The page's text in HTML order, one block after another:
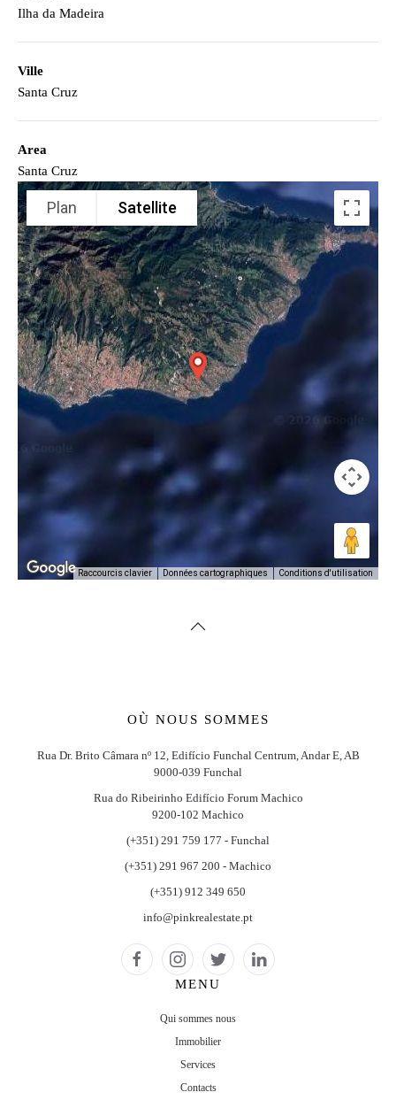
Ilha da Madeira
Ville
Santa Cruz
Area
Santa Cruz
Plan Satellite
Raccourcis clavier Données cartographiques Conditions d'utilisation
OÙ NOUS SOMMES
Rua Dr. Brito Câmara nº 12, Edifício Funchal Centrum, Andar E, AB
9000-039 Funchal
Rua do Ribeirinho Edifício Forum Machico
9200-102 Machico
(+351) 291 759 177 - Funchal
(+351) 291 967 200 - Machico
(+351) 912 349 650
info@pinkrealestate.pt
MENU
Qui sommes nous
Immobilier
Services
Contacts